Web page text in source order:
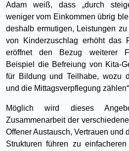
Adam weiß, dass „durch
weniger vom Einkommen übrig
deshalb ermutigen, Leistungen
von Kinderzuschlag erhöht das
eröffnet den Bezug weiterer
Beispiel die Befreiung von Kita-
für Bildung und Teilhabe, wozu
und die Mittagsverpflegung
Möglich wird dieses
Zusammenarbeit der
Offener Austausch, Vertrauen und
Strukturen führen zu